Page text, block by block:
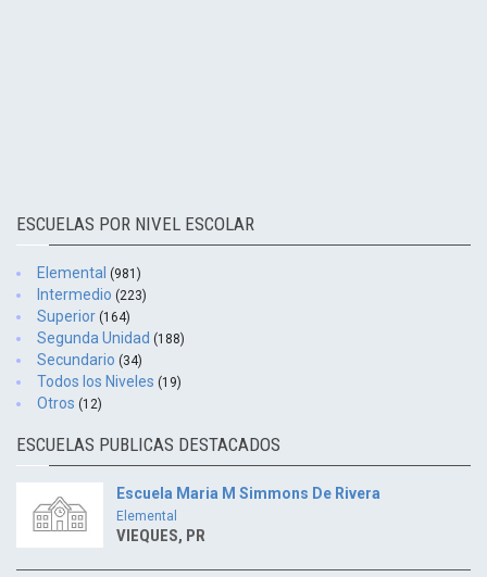
ESCUELAS POR NIVEL ESCOLAR
Elemental (981)
Intermedio (223)
Superior (164)
Segunda Unidad (188)
Secundario (34)
Todos los Niveles (19)
Otros (12)
ESCUELAS PUBLICAS DESTACADOS
Escuela Maria M Simmons De Rivera
Elemental
VIEQUES, PR